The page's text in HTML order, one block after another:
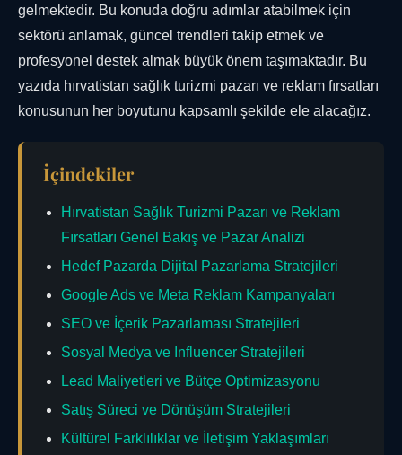
gelmektedir. Bu konuda doğru adımlar atabilmek için
sektörü anlamak, güncel trendleri takip etmek ve
profesyonel destek almak büyük önem taşımaktadır. Bu
yazıda hırvatistan sağlık turizmi pazarı ve reklam fırsatları
konusunun her boyutunu kapsamlı şekilde ele alacağız.
İçindekiler
Hırvatistan Sağlık Turizmi Pazarı ve Reklam
Fırsatları Genel Bakış ve Pazar Analizi
Hedef Pazarda Dijital Pazarlama Stratejileri
Google Ads ve Meta Reklam Kampanyaları
SEO ve İçerik Pazarlaması Stratejileri
Sosyal Medya ve Influencer Stratejileri
Lead Maliyetleri ve Bütçe Optimizasyonu
Satış Süreci ve Dönüşüm Stratejileri
Kültürel Farklılıklar ve İletişim Yaklaşımları